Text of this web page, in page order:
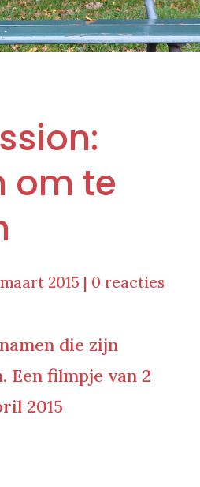
om te
2015 | 0 reacties
die zijn
Een filmpje van 2
2015